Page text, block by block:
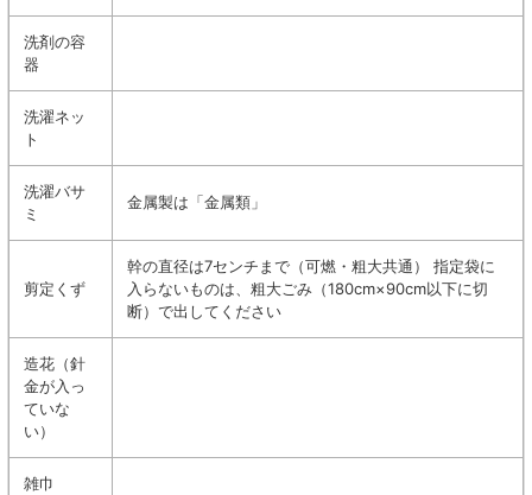
洗剤の容
器
洗濯ネッ
ト
洗濯バサ
ミ
金属製は「金属類」
剪定くず
幹の直径は7センチまで（可燃・粗大共通） 指定袋に
入らないものは、粗大ごみ（180cm×90cm以下に切
断）で出してください
造花（針
金が入っ
ていな
い）
雑巾